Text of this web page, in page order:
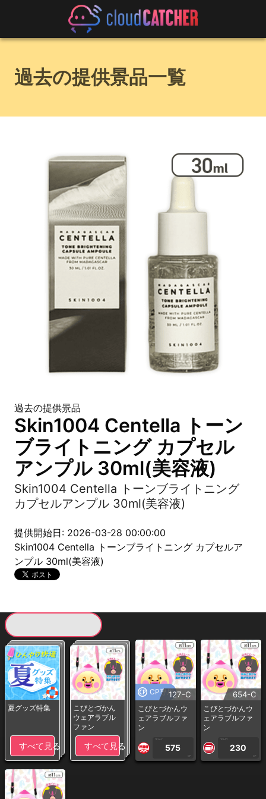
過去の提供景品一覧
過去の提供景品
Skin1004 Centella トーン
ブライトニング カプセル
アンプル 30ml(美容液)
Skin1004 Centella トーンブライトニング
カプセルアンプル 30ml(美容液)
提供開始日: 2026-03-28 00:00:00
Skin1004 Centella トーンブライトニング カプセルア
ンプル 30ml(美容液)
夏グッズ特集
すべて見る
こびとづかん
ウェアラブル
ファン
すべて見る
CP専用127-C
こびとづかんウ
ェアラブルファ
ン
1PLAY
575
CP
654-C
こびとづかんウ
ェアラブルファ
ン
1PLAY
230
CP